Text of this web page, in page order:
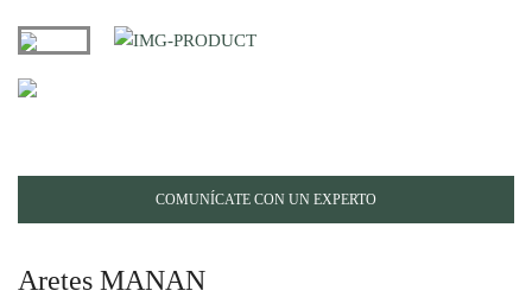
COMUNÍCATE CON UN EXPERTO
Aretes MANAN